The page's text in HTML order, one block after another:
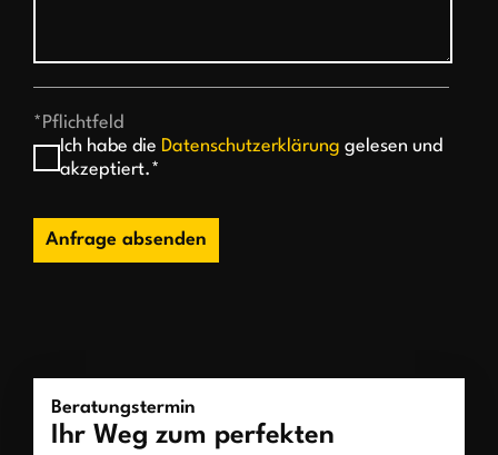
*Pflichtfeld
Ich habe die Datenschutzerklärung gelesen und
akzeptiert.*
Anfrage absenden
Beratungstermin
Ihr Weg zum perfekten